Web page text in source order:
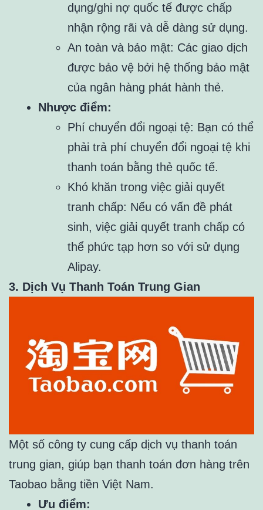
dụng/ghi nợ quốc tế được chấp
nhận rộng rãi và dễ dàng sử dụng.
An toàn và bảo mật: Các giao dịch
được bảo vệ bởi hệ thống bảo mật
của ngân hàng phát hành thẻ.
Nhược điểm:
Phí chuyển đổi ngoại tệ: Bạn có thể
phải trả phí chuyển đổi ngoại tệ khi
thanh toán bằng thẻ quốc tế.
Khó khăn trong việc giải quyết
tranh chấp: Nếu có vấn đề phát
sinh, việc giải quyết tranh chấp có
thể phức tạp hơn so với sử dụng
Alipay.
3. Dịch Vụ Thanh Toán Trung Gian
Một số công ty cung cấp dịch vụ thanh toán
trung gian, giúp bạn thanh toán đơn hàng trên
Taobao bằng tiền Việt Nam.
Ưu điểm: